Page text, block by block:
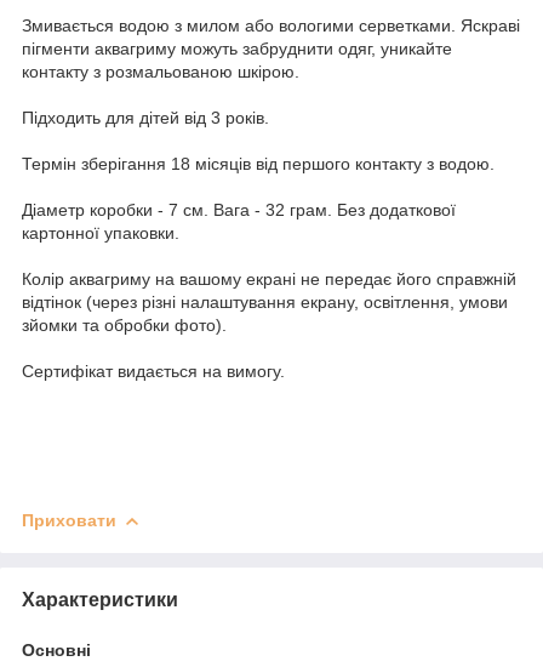
Змивається водою з милом або вологими серветками. Яскраві
пігменти аквагриму можуть забруднити одяг, уникайте
контакту з розмальованою шкірою.
Підходить для дітей від 3 років.
Термін зберігання 18 місяців від першого контакту з водою.
Діаметр коробки - 7 см. Вага - 32 грам. Без додаткової
картонної упаковки.
Колір аквагриму на вашому екрані не передає його справжній
відтінок (через різні налаштування екрану, освітлення, умови
зйомки та обробки фото).
Сертифікат видається на вимогу.
Приховати
Характеристики
Основні